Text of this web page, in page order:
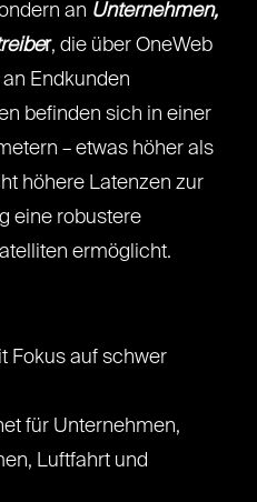
an Unternehmen,
r, die über OneWeb
Endkunden
befinden sich in einer
– etwas höher als
höhere Latenzen zur
eine robustere
ermöglicht.
Fokus auf schwer
für Unternehmen,
Luftfahrt und